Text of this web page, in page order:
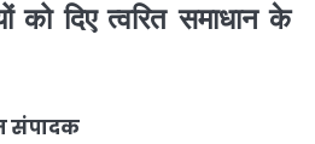
को दिए त्वरित समाधान के
संपादक